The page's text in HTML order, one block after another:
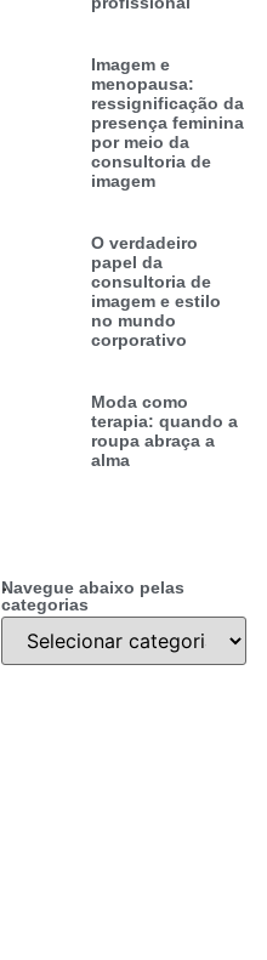
Imagem e
menopausa:
ressignificação da
presença feminina
por meio da
consultoria de
imagem
O verdadeiro
papel da
consultoria de
imagem e estilo
no mundo
corporativo
Moda como
terapia: quando a
roupa abraça a
alma
Navegue abaixo pelas
categorias
.